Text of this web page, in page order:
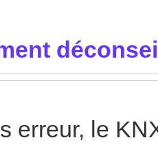
erreur, le